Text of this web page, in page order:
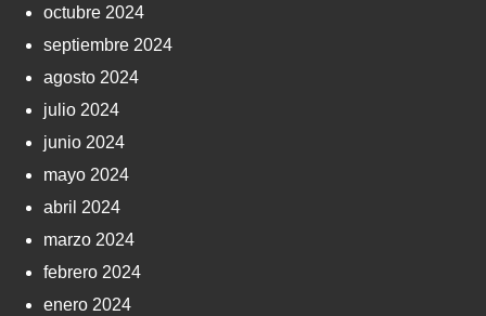
octubre 2024
septiembre 2024
agosto 2024
julio 2024
junio 2024
mayo 2024
abril 2024
marzo 2024
febrero 2024
enero 2024